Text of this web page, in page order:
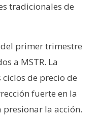
tradicionales de
primer trimestre
a MSTR. La
de precio de
fuerte en la
la acción.